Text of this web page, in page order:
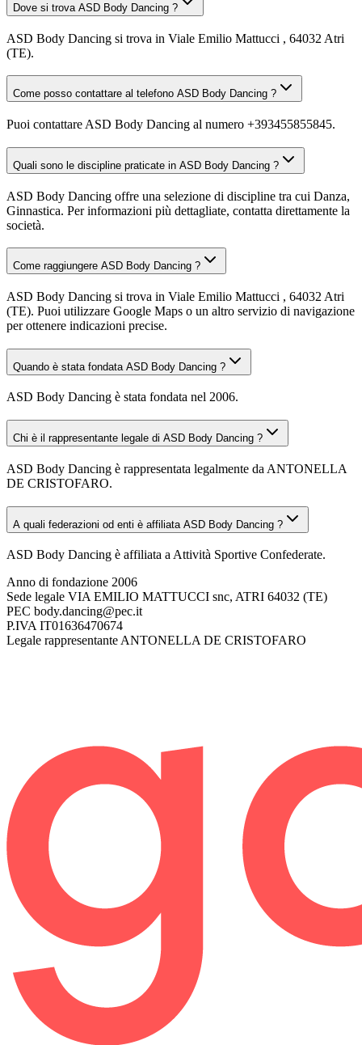
Dove si trova ASD Body Dancing ?
ASD Body Dancing si trova in Viale Emilio Mattucci , 64032 Atri
(TE).
Come posso contattare al telefono ASD Body Dancing ?
Puoi contattare ASD Body Dancing al numero +393455855845.
Quali sono le discipline praticate in ASD Body Dancing ?
ASD Body Dancing offre una selezione di discipline tra cui Danza,
Ginnastica. Per informazioni più dettagliate, contatta direttamente la
società.
Come raggiungere ASD Body Dancing ?
ASD Body Dancing si trova in Viale Emilio Mattucci , 64032 Atri
(TE). Puoi utilizzare Google Maps o un altro servizio di navigazione
per ottenere indicazioni precise.
Quando è stata fondata ASD Body Dancing ?
ASD Body Dancing è stata fondata nel 2006.
Chi è il rappresentante legale di ASD Body Dancing ?
ASD Body Dancing è rappresentata legalmente da ANTONELLA
DE CRISTOFARO.
A quali federazioni od enti è affiliata ASD Body Dancing ?
ASD Body Dancing è affiliata a Attività Sportive Confederate.
Anno di fondazione 2006
Sede legale VIA EMILIO MATTUCCI snc, ATRI 64032 (TE)
PEC body.dancing@pec.it
P.IVA IT01636470674
Legale rappresentante ANTONELLA DE CRISTOFARO